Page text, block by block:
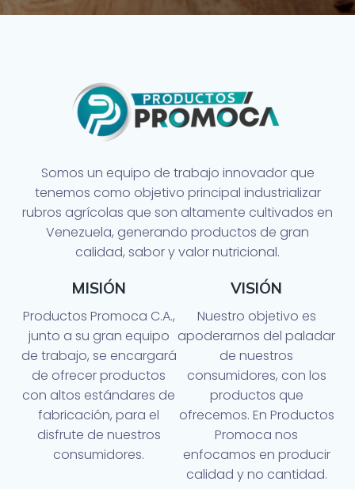
Somos un equipo de trabajo innovador que
tenemos como objetivo principal industrializar
rubros agrícolas que son altamente cultivados en
Venezuela, generando productos de gran
calidad, sabor y valor nutricional.
MISIÓN
Productos Promoca C.A.,
junto a su gran equipo
de trabajo, se encargará
de ofrecer productos
con altos estándares de
fabricación, para el
disfrute de nuestros
consumidores.
VISIÓN
Nuestro objetivo es
apoderarnos del paladar
de nuestros
consumidores, con los
productos que
ofrecemos. En Productos
Promoca nos
enfocamos en producir
calidad y no cantidad.